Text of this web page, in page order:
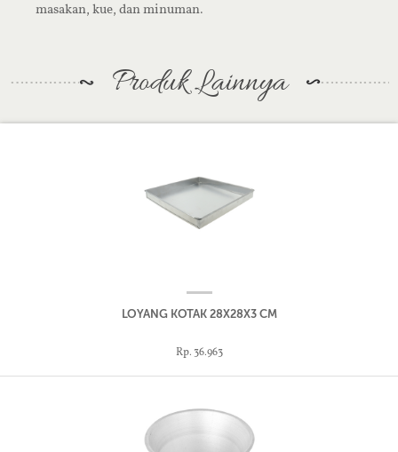
masakan, kue, dan minuman.
Produk Lainnya
LOYANG KOTAK 28X28X3 CM
Rp. 36.963